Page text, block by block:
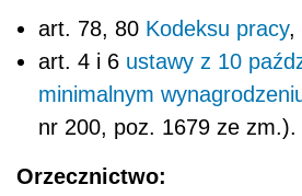
art. 78, 80 Kodeksu pracy,
art. 4 i 6 ustawy z 10
minimalnym
nr 200, poz. 1679 ze zm.).
Orzecznictwo: